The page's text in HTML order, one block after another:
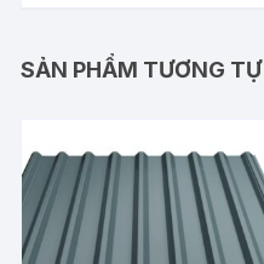
SẢN PHẨM TƯƠNG TỰ